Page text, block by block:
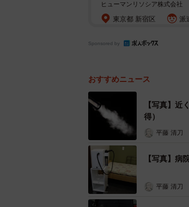
ヒューマンリソシア株式会社
東京都 新宿区 派
Sponsored by
おすすめニュース
【写真】近
得）
平藤 清刀
【写真】病
平藤 清刀